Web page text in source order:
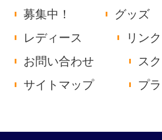
募集中！
グッズ
レディース
リンク
お問い合わせ
ス
サイトマップ
プ